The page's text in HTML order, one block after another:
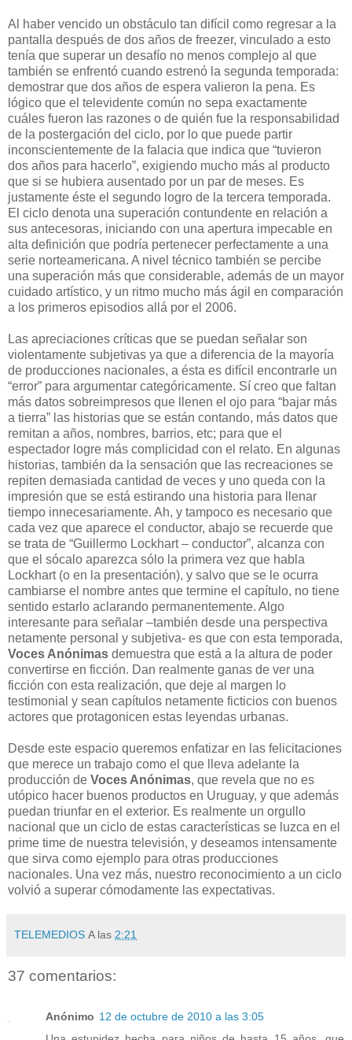
Al haber vencido un obstáculo tan difícil como regresar a la
pantalla después de dos años de freezer, vinculado a esto
tenía que superar un desafío no menos complejo al que
también se enfrentó cuando estrenó la segunda temporada:
demostrar que dos años de espera valieron la pena. Es
lógico que el televidente común no sepa exactamente
cuáles fueron las razones o de quién fue la responsabilidad
de la postergación del ciclo, por lo que puede partir
inconscientemente de la falacia que indica que “tuvieron
dos años para hacerlo”, exigiendo mucho más al producto
que si se hubiera ausentado por un par de meses. Es
justamente éste el segundo logro de la tercera temporada.
El ciclo denota una superación contundente en relación a
sus antecesoras, iniciando con una apertura impecable en
alta definición que podría pertenecer perfectamente a una
serie norteamericana. A nivel técnico también se percibe
una superación más que considerable, además de un mayor
cuidado artístico, y un ritmo mucho más ágil en comparación
a los primeros episodios allá por el 2006.
Las apreciaciones críticas que se puedan señalar son
violentamente subjetivas ya que a diferencia de la mayoría
de producciones nacionales, a ésta es difícil encontrarle un
“error” para argumentar categóricamente. Sí creo que faltan
más datos sobreimpresos que llenen el ojo para “bajar más
a tierra” las historias que se están contando, más datos que
remitan a años, nombres, barrios, etc; para que el
espectador logre más complicidad con el relato. En algunas
historias, también da la sensación que las recreaciones se
repiten demasiada cantidad de veces y uno queda con la
impresión que se está estirando una historia para llenar
tiempo innecesariamente. Ah, y tampoco es necesario que
cada vez que aparece el conductor, abajo se recuerde que
se trata de “Guillermo Lockhart – conductor”, alcanza con
que el sócalo aparezca sólo la primera vez que habla
Lockhart (o en la presentación), y salvo que se le ocurra
cambiarse el nombre antes que termine el capítulo, no tiene
sentido estarlo aclarando permanentemente. Algo
interesante para señalar –también desde una perspectiva
netamente personal y subjetiva- es que con esta temporada,
Voces Anónimas demuestra que está a la altura de poder
convertirse en ficción. Dan realmente ganas de ver una
ficción con esta realización, que deje al margen lo
testimonial y sean capítulos netamente ficticios con buenos
actores que protagonicen estas leyendas urbanas.
Desde este espacio queremos enfatizar en las felicitaciones
que merece un trabajo como el que lleva adelante la
producción de Voces Anónimas, que revela que no es
utópico hacer buenos productos en Uruguay, y que además
puedan triunfar en el exterior. Es realmente un orgullo
nacional que un ciclo de estas características se luzca en el
prime time de nuestra televisión, y deseamos intensamente
que sirva como ejemplo para otras producciones
nacionales. Una vez más, nuestro reconocimiento a un ciclo
volvió a superar cómodamente las expectativas.
TELEMEDIOS A las 2:21
37 comentarios:
Anónimo 12 de octubre de 2010 a las 3:05